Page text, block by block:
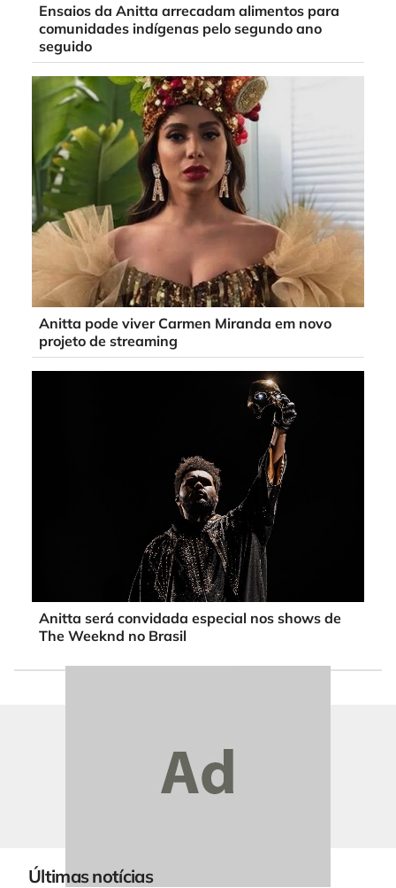
Ensaios da Anitta arrecadam alimentos para
comunidades indígenas pelo segundo ano
seguido
Anitta pode viver Carmen Miranda em novo
projeto de streaming
Anitta será convidada especial nos shows de
The Weeknd no Brasil
Últimas notícias